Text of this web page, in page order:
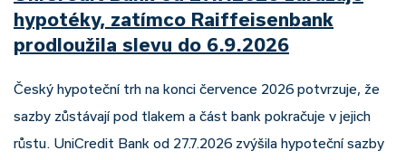
hypotéky, zatímco Raiffeisenbank
prodloužila slevu do 6.9.2026
Český hypoteční trh na konci července 2026 potvrzuje, že
sazby zůstávají pod tlakem a část bank pokračuje v jejich
růstu. UniCredit Bank od 27.7.2026 zvýšila hypoteční sazby